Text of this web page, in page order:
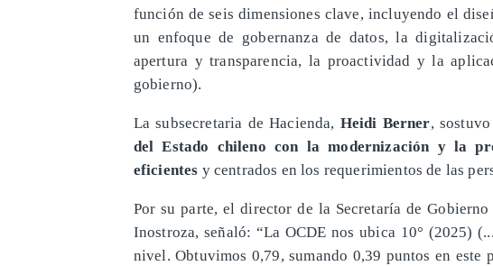
función de seis dimensiones clave, incluyendo el
un enfoque de gobernanza de datos, la
apertura y transparencia, la proactividad y la
gobierno).
La subsecretaria de Hacienda, Heidi Berner,
del Estado chileno con la modernización y la
eficientes y centrados en los requerimientos de las
Por su parte, el director de la Secretaría de
Inostroza, señaló: “La OCDE nos ubica 10° (2025)
nivel. Obtuvimos 0,79, sumando 0,39 puntos en